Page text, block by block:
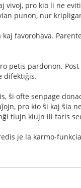
vivoj, pro kio li ne
punon, nur
favorohava.
petis pardonon.
difektiĝis.
ŝi ofte senpage
pro kio ŝi kaj ŝia
tiujn kiujn ili faris
je la karmo-